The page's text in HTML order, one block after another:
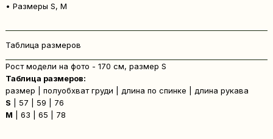
• Размеры S, M
Таблица размеров
Рост модели на фото - 170 см, размер S
Таблица размеров:
размер | полуобхват груди | длина по спинке | длина рукава
S | 57 | 59 | 76
M | 63 | 65 | 78